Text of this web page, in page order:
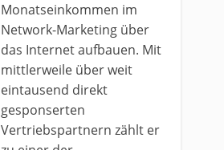
Monatseinkommen im
Network-Marketing über
das Internet aufbauen. Mit
mittlerweile über weit
eintausend direkt
gesponserten
Vertriebspartnern zählt er